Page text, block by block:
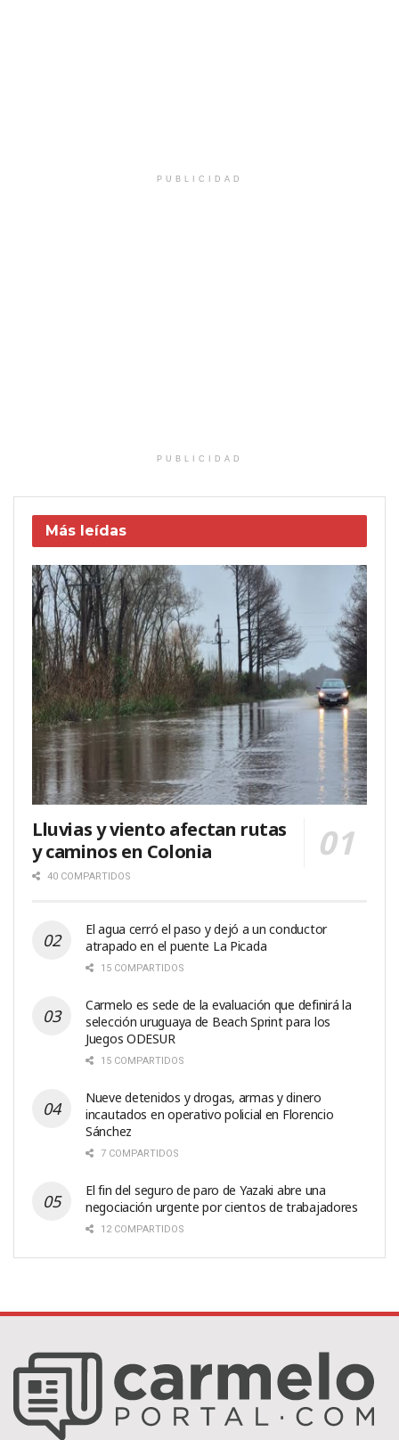
PUBLICIDAD
PUBLICIDAD
Más leídas
Lluvias y viento afectan rutas
y caminos en Colonia
40 COMPARTIDOS
El agua cerró el paso y dejó a un conductor
atrapado en el puente La Picada
15 COMPARTIDOS
Carmelo es sede de la evaluación que definirá la
selección uruguaya de Beach Sprint para los
Juegos ODESUR
15 COMPARTIDOS
Nueve detenidos y drogas, armas y dinero
incautados en operativo policial en Florencio
Sánchez
7 COMPARTIDOS
El fin del seguro de paro de Yazaki abre una
negociación urgente por cientos de trabajadores
12 COMPARTIDOS